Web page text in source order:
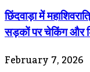
छिंदवाड़ा में
सड़कों पर चेकिंग और
February 7, 2026